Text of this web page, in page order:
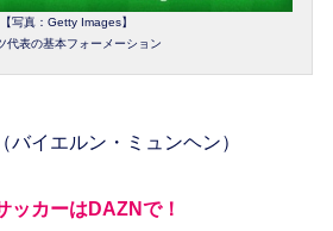
【写真：Getty Images】
代表の基本フォーメーション
バイエルン・ミュンヘン）
ッカーはDAZNで！